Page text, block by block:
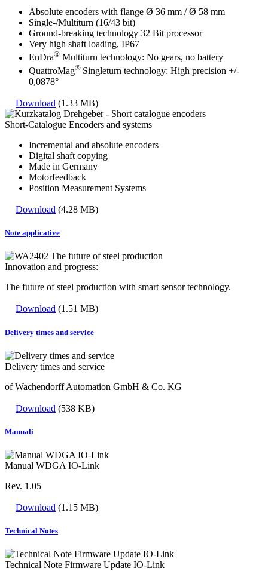
Absolute encoders with flange Ø 36 mm / Ø 58 mm
Single-/Multiturn (16/43 bit)
Ground-breaking technology 32 Bit processor
Very high shaft loading, IP67
EnDra® Multiturn technology: No gears, no battery
QuattroMag® Singleturn technology: High precision +/-
0,0878°
Download (1.33 MB)
Short-Catalogue Encoders and systems
Incremental and absolute encoders
Digital shaft copying
Made in Germany
Motorfeedback
Position Measurement Systems
Download (4.28 MB)
Note applicative
Innovation and progress:
The future of steel production with smart sensor technology.
Download (1.51 MB)
Delivery times and service
Delivery times and service
of Wachendorff Automation GmbH & Co. KG
Download (538 KB)
Manuali
Manual WDGA IO-Link
Rev. 1.05
Download (1.15 MB)
Technical Notes
Technical Note Firmware Update IO-Link